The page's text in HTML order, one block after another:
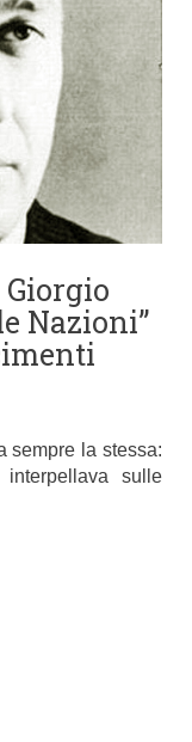
Giorgio
Nazioni”
sempre la stessa:
sulle